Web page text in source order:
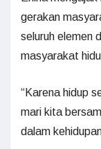
gerakan
seluruh elemen
masyarakat
“Karena hidup
mari kita
dalam